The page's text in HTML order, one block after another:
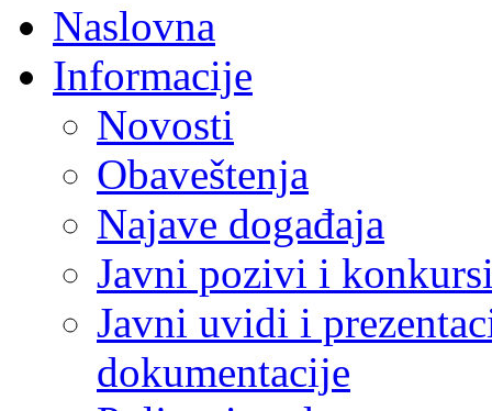
Naslovna
Informacije
Novosti
Obaveštenja
Najave događaja
Javni pozivi i
Javni uvidi i
dokumentacije